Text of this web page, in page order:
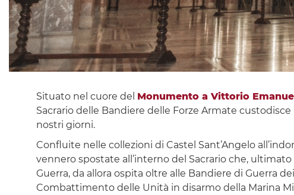
Situato nel cuore del Monumento a Vittorio
Sacrario delle Bandiere delle Forze Armate
nostri giorni.
Confluite nelle collezioni di Castel Sant’Angelo
vennero spostate all’interno del Sacrario che, ultimato
Guerra, da allora ospita oltre alle Bandiere di Guerra
Combattimento delle Unità in disarmo della Marina